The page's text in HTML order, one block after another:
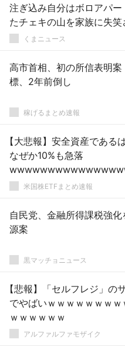
注ぎ込み自分はボロアパ
たチェキの山を家族に失
くまニュース
高市首相、初の所信表明
標、2年前倒し
稼げるまとめ速報
【大悲報】安全資産である
なぜか10%も急落
米国株ETFまとめ速報
自民党、金融所得課税強
源案
黒マッチョニュース
【悲報】「セルフレジ」の
でやばいｗｗｗｗｗｗｗｗ
ｗｗｗｗｗｗ
アルファルファモザイク